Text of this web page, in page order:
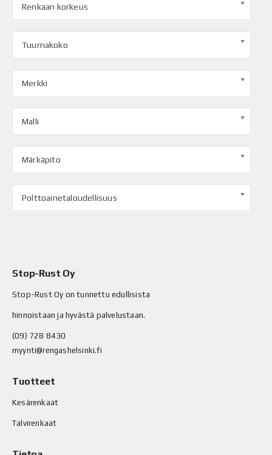
Renkaan korkeus
Tuumakoko
Merkki
Malli
Märkäpito
Polttoainetaloudellisuus
Stop-Rust Oy
Stop-Rust Oy on tunnettu edullisista
hinnoistaan ja hyvästä palvelustaan.
(09) 728 8430
myynti@rengashelsinki.fi
Tuotteet
Kesärenkaat
Talvirenkaat